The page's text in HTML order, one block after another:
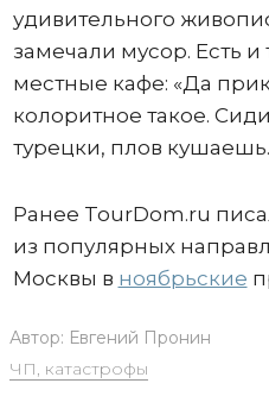
удивительного
замечали мусор. Есть
местные кафе: «Да
колоритное такое.
турецки, плов
Ранее TourDom.ru
из популярных
Москвы в ноябрьские
Автор: Евгений Пронин
ЧП, катастрофы